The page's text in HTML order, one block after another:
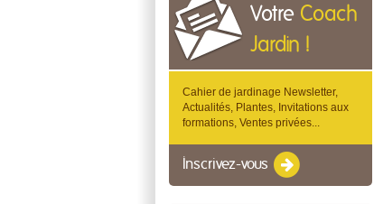
Votre Coach
Jardin !
Cahier de jardinage Newsletter,
Actualités, Plantes, Invitations aux
formations, Ventes privées...
Inscrivez-vous